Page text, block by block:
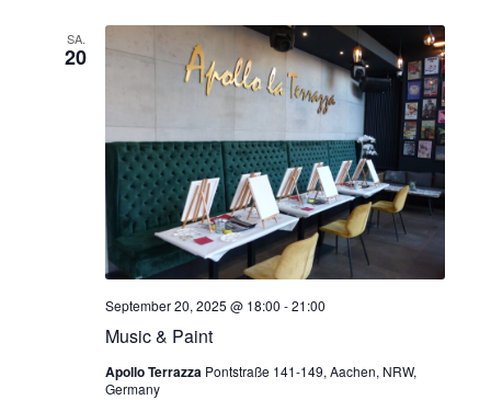
SA.
20
Music & Paint
September 20, 2025 @ 18:00 -21:00
Apollo Terrazza Pontstraße 141-149, Aachen, NRW,
Germany